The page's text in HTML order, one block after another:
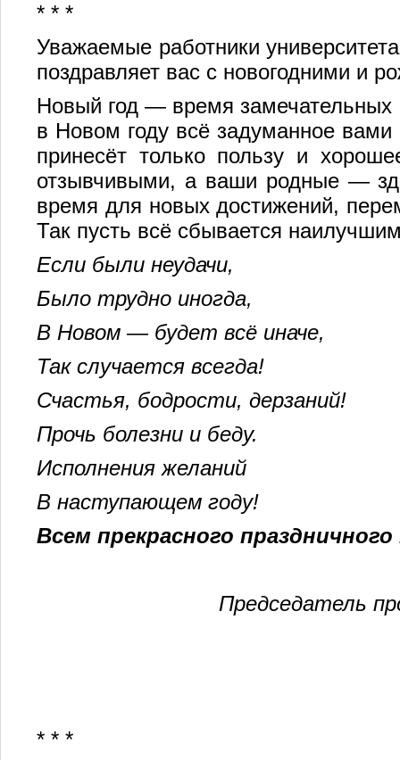
* * *
Уважаемые работники
поздравляет вас с новогодними и
Новый год — время замечательных
в Новом году всё задуманное вами
принесёт только пользу и
отзывчивыми, а ваши родные —
время для новых достижений,
Так пусть всё сбывается
Если были неудачи,
Было трудно иногда,
В Новом — будет всё иначе,
Так случается всегда!
Счастья, бодрости, дерзаний!
Прочь болезни и беду.
Исполнения желаний
В наступающем году!
Всем прекрасного
Председатель
* * *